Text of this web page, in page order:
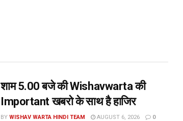
शाम 5.00 बजे की Wishavwarta की
Important खबरो के साथ है हाजिर
BY WISHAV WARTA HINDI TEAM AUGUST 6, 2026 0